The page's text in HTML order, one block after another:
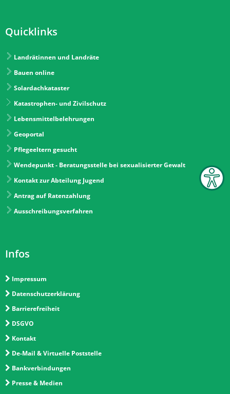
Quicklinks
Landrätinnen und Landräte
Bauen online
Solardachkataster
Katastrophen- und Zivilschutz
Lebensmittelbelehrungen
Geoportal
Pflegeeltern gesucht
Wendepunkt - Beratungsstelle bei sexualisierter Gewalt
Kontakt zur Abteilung Jugend
Antrag auf Ratenzahlung
Ausschreibungsverfahren
Infos
Impressum
Datenschutzerklärung
Barrierefreiheit
DSGVO
Kontakt
De-Mail & Virtuelle Poststelle
Bankverbindungen
Presse & Medien